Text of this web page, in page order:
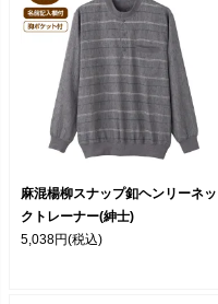
麻混楊柳スナップ釦ヘンリーネッ
クトレーナー(紳士)
5,038円(税込)